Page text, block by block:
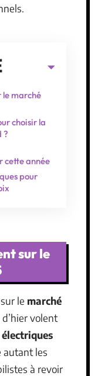
le marché
choisir la
?
cette année
pour
sur le
le marché
volent
autant les
à revoir